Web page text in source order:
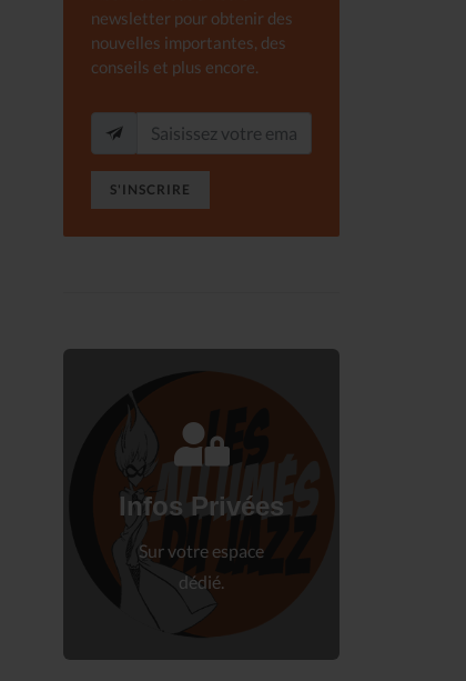
newsletter pour obtenir des
nouvelles importantes, des
conseils et plus encore.
S'INSCRIRE
Infos Privées
Sur votre espace
dédié.
Connectez-vous
à votre espace privé.